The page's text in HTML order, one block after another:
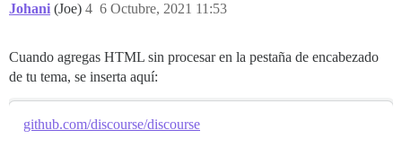
Johani (Joe) 6 Octubre, 2021 11:53
4
Cuando agregas HTML sin procesar en la pestaña de encabezado
de tu tema, se inserta aquí:
github.com/discourse/discourse